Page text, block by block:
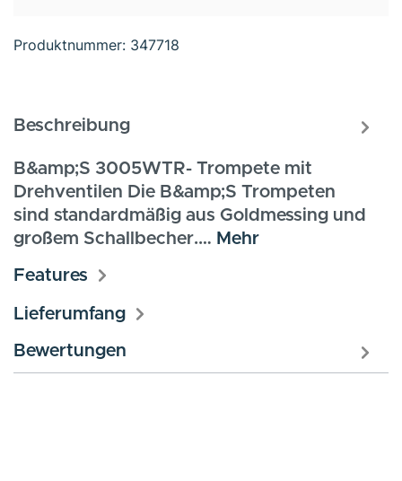
Produktnummer: 347718
Beschreibung
B&amp;S 3005WTR- Trompete mit
Drehventilen Die B&amp;S Trompeten
sind standardmäßig aus Goldmessing und
großem Schallbecher.… Mehr
Features
Lieferumfang
Bewertungen